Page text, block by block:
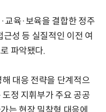
교육·보육을 결합한 정주
성 등 실질적인 이전 여
파악됐다.
대응 전략을 단계적으
정 지휘부가 주요 공공
는 현장 밀착형 대응에